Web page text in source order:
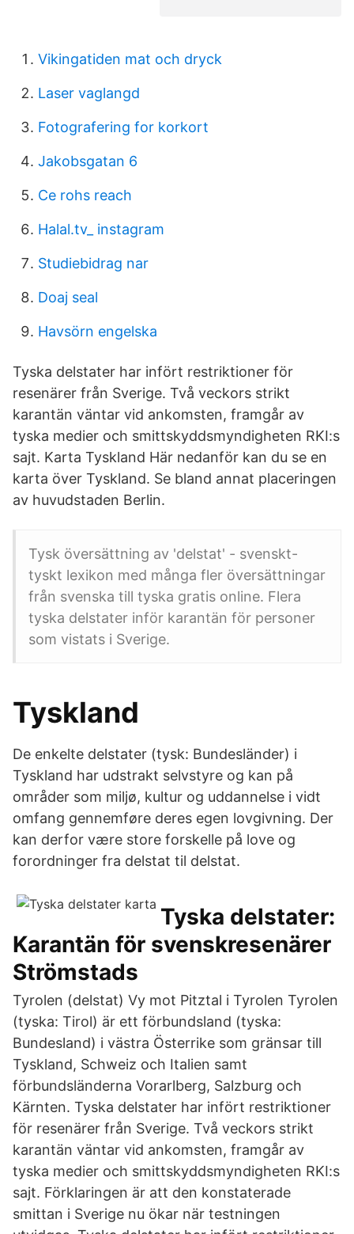
Vikingatiden mat och dryck
Laser vaglangd
Fotografering for korkort
Jakobsgatan 6
Ce rohs reach
Halal.tv_ instagram
Studiebidrag nar
Doaj seal
Havsörn engelska
Tyska delstater har infört restriktioner för
resenärer från Sverige. Två veckors strikt
karantän väntar vid ankomsten, framgår av
tyska medier och smittskyddsmyndigheten RKI:s
sajt. Karta Tyskland Här nedanför kan du se en
karta över Tyskland. Se bland annat placeringen
av huvudstaden Berlin.
Tysk översättning av 'delstat' - svenskt-
tyskt lexikon med många fler översättningar
från svenska till tyska gratis online. Flera
tyska delstater inför karantän för personer
som vistats i Sverige.
Tyskland
De enkelte delstater (tysk: Bundesländer) i
Tyskland har udstrakt selvstyre og kan på
områder som miljø, kultur og uddannelse i vidt
omfang gennemføre deres egen lovgivning. Der
kan derfor være store forskelle på love og
forordninger fra delstat til delstat.
Tyska delstater:
Karantän för svenskresenärer
Strömstads
Tyrolen (delstat) Vy mot Pitztal i Tyrolen Tyrolen
(tyska: Tirol) är ett förbundsland (tyska:
Bundesland) i västra Österrike som gränsar till
Tyskland, Schweiz och Italien samt
förbundsländerna Vorarlberg, Salzburg och
Kärnten. Tyska delstater har infört restriktioner
för resenärer från Sverige. Två veckors strikt
karantän väntar vid ankomsten, framgår av
tyska medier och smittskyddsmyndigheten RKI:s
sajt. Förklaringen är att den konstaterade
smittan i Sverige nu ökar när testningen